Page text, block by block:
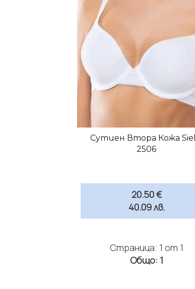
Сутиен Втора Кожа
2506
20.50 €
40.09 лв.
Страница: 1 от 1
Общо: 1